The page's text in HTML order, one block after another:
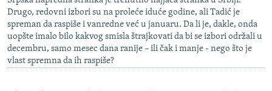
Drugo, redovni izbori su na proleće iduće godine, ali Tadić je
spreman da raspiše i vanredne već u januaru. Da li je, dakle, onda
uopšte imalo bilo kakvog smisla štrajkovati da bi se izbori održali u
decembru, samo mesec dana ranije – ili čak i manje - nego što je
vlast spremna da ih raspiše?